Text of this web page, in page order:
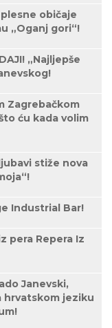
običaje
„Oganj gori“!
„Najljepše
Zagrebačkom
ću kada volim
stiže nova
Industrial Bar!
pera Repera Iz
Janevski,
hrvatskom jeziku